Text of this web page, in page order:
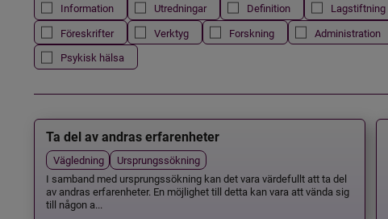
Information Utredningar Definition Lagstiftning
Föreskrifter
Verktyg Forskning Administration
Psykisk hälsa
Ta del av andras erfarenheter
Vägledning
Ursprungssökning
I samband med ursprungssökning kan det vara värdefullt att ta del
av andras erfarenheter. En möjlighet till detta kan vara att vända sig
till någon a...